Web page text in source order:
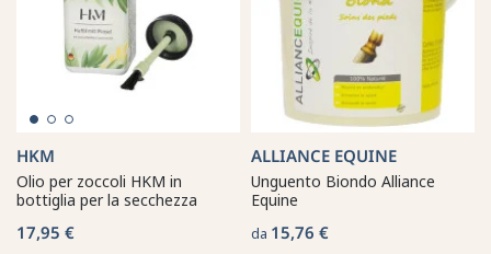
HKM
Olio per zoccoli HKM in
bottiglia per la secchezza
17,95 €
ALLIANCE EQUINE
Unguento Biondo Alliance
Equine
da 15,76 €